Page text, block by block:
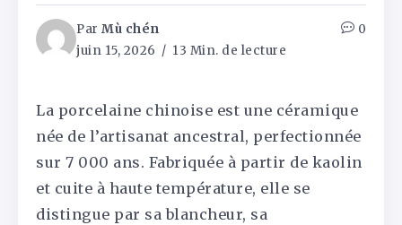
Par Mù chén
juin 15, 2026
13 Min. de lecture
0
La porcelaine chinoise est une céramique
née de l’artisanat ancestral, perfectionnée
sur 7 000 ans. Fabriquée à partir de kaolin
et cuite à haute température, elle se
distingue par sa blancheur, sa